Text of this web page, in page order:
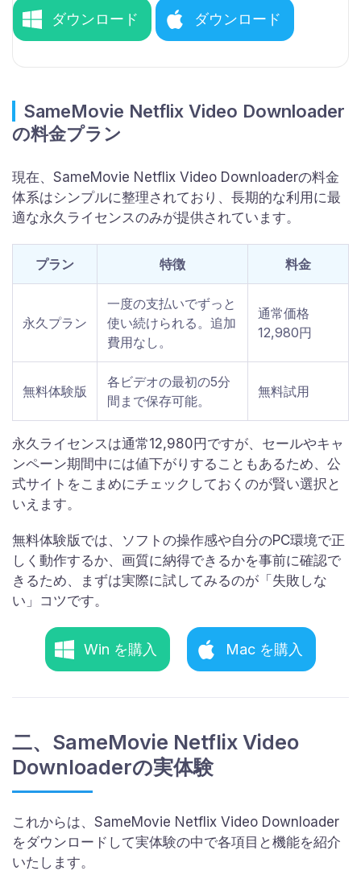
ダウンロード ダウンロード
SameMovie Netflix Video Downloader
の料金プラン
現在、SameMovie Netflix Video Downloaderの料金
体系はシンプルに整理されており、長期的な利用に最
適な永久ライセンスのみが提供されています。
プラン 特徴 料金
永久プラン
一度の支払いでずっと
使い続けられる。追加
費用なし。
通常価格
12,980円
無料体験版
各ビデオの最初の5分
間まで保存可能。
無料試用
永久ライセンスは通常12,980円ですが、セールやキャ
ンペーン期間中には値下がりすることもあるため、公
式サイトをこまめにチェックしておくのが賢い選択と
いえます。
無料体験版では、ソフトの操作感や自分のPC環境で正
しく動作するか、画質に納得できるかを事前に確認で
きるため、まずは実際に試してみるのが「失敗しな
い」コツです。
Win を購入 Mac を購入
二、SameMovie Netflix Video
Downloaderの実体験
これからは、SameMovie Netflix Video Downloader
をダウンロードして実体験の中で各項目と機能を紹介
いたします。